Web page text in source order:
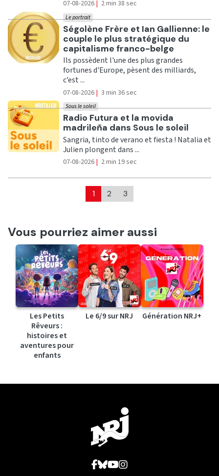
07-08-2026 | 2 min 38 sec
Ecouter
Ségolène Frère et Ian Gallienne: le
couple le plus stratégique du
capitalisme franco-belge
Le portrait
Ils possèdent l'une des plus grandes
fortunes d'Europe, pèsent des milliards,
c’est ...
07-08-2026 | 3 min 36 sec
Ecouter
Radio Futura et la movida
madrileña dans Sous le soleil
Sous le soleil
Sangria, tinto de verano et fiesta ! Natalia et
Julien plongent dans ...
07-08-2026 | 2 min 19 sec
1 2 3
Vous pourriez aimer aussi
Les Petits
Rêveurs :
histoires et
aventures pour
enfants
Le 6/9 sur NRJ Génération NRJ+